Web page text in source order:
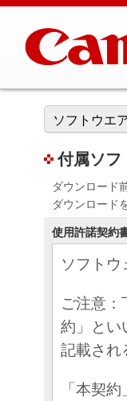
ソフトウエ
付属ソフ
ダウンロード
ダウンロード
使用許諾契約
ソフトウ
ご注意：
約」とい
記載され
「本契